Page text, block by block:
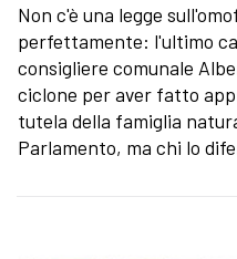
Non c'è una legge
perfettamente: l'ultimo
consigliere comunale
ciclone per aver fatto
tutela della famiglia
Parlamento, ma chi lo